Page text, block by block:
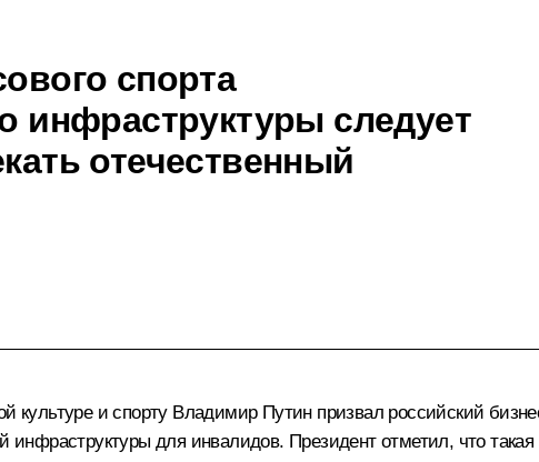
спорта
инфраструктуры следует
отечественный
культуре и спорту Владимир Путин призвал российский
инфраструктуры для инвалидов. Президент отметил, что